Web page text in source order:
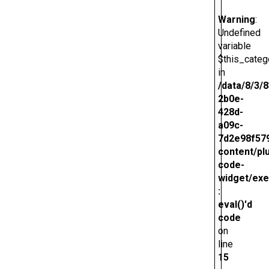
Warning:
Undefined
variable
in
/data/8/3/
2b0e-
428d-
a09c-
content/
code-
widget/
:
eval()'d
code
on
line
15